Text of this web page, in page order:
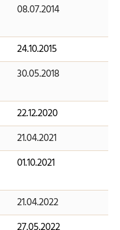
08.07.2014
24.10.2015
30.05.2018
22.12.2020
21.04.2021
01.10.2021
21.04.2022
27.05.2022